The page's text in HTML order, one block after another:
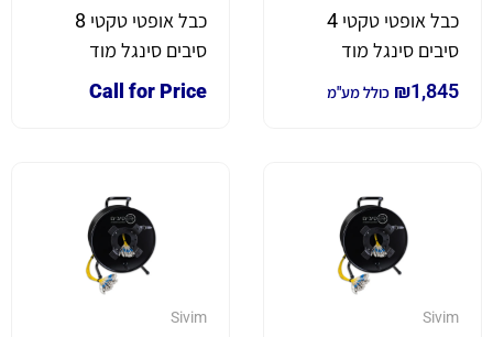
כבל אופטי טקטי 4
סיבים סינגל מוד
₪1,845 כולל מע"מ
כבל אופטי טקטי 8
סיבים סינגל מוד
Call for Price
Sivim
Sivim